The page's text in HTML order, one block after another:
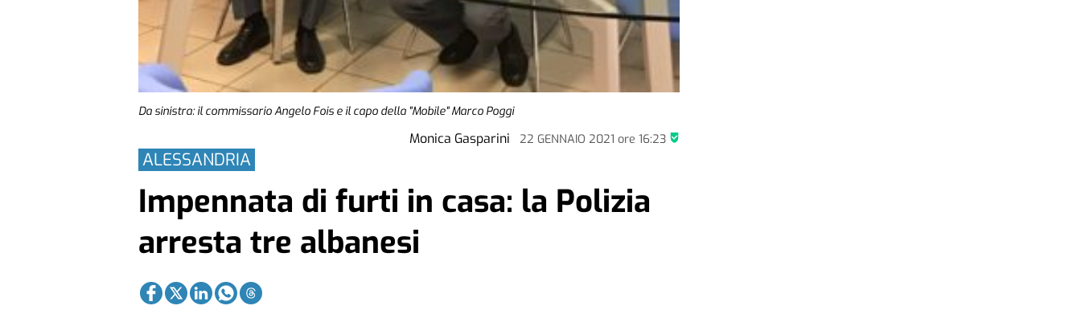
Da sinistra: il commissario Angelo Fois e il capo della "Mobile" Marco Poggi
Monica Gasparini 22 GENNAIO 2021ore 16:23
ALESSANDRIA
Impennata di furti in casa: la Polizia
arresta tre albanesi